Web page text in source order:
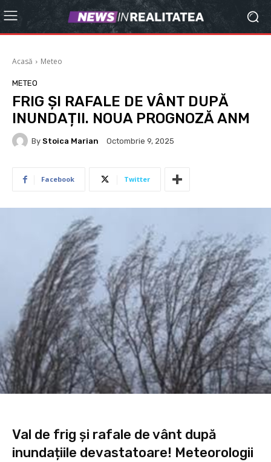
Acasă Meteo
METEO
FRIG ȘI RAFALE DE VÂNT DUPĂ
INUNDAȚII. NOUA PROGNOZĂ ANM
By Stoica Marian Octombrie 9, 2025
Facebook Twitter
Val de frig și rafale de vânt după
inundațiile devastatoare! Meteorologii